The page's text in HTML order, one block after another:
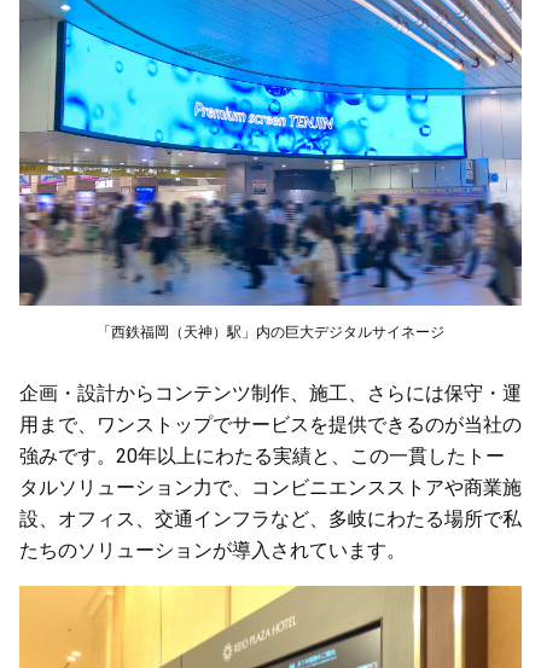
「西鉄福岡（天神）駅」内の巨大デジタルサイネージ
企画・設計からコンテンツ制作、施工、さらには保守・運
用まで、ワンストップでサービスを提供できるのが当社の
強みです。20年以上にわたる実績と、この一貫したトー
タルソリューション力で、コンビニエンスストアや商業施
設、オフィス、交通インフラなど、多岐にわたる場所で私
たちのソリューションが導入されています。